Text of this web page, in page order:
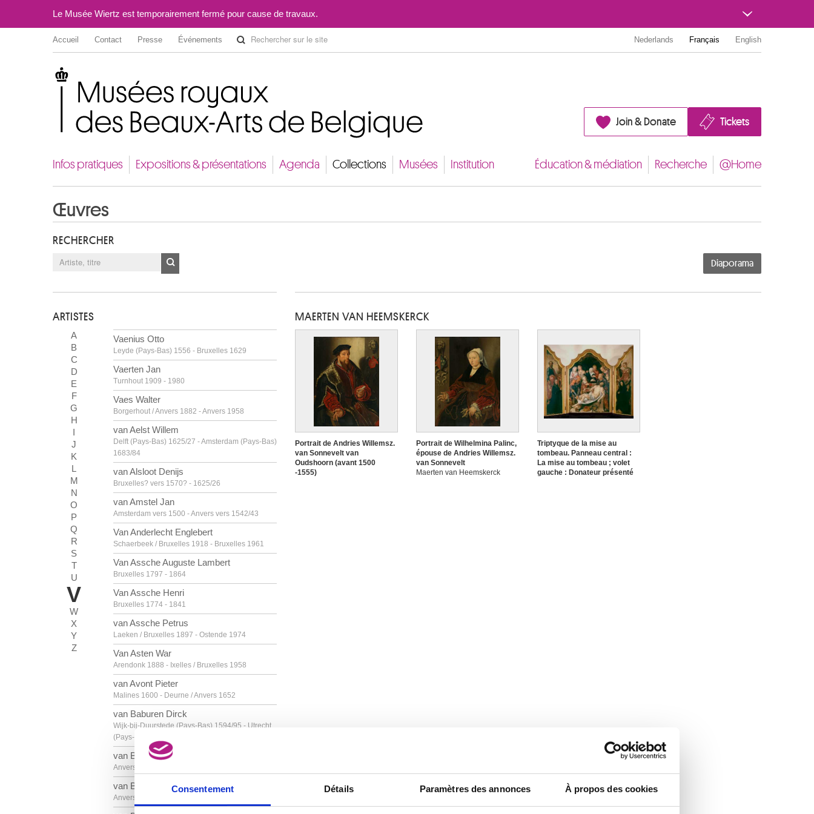
Consentement Détails Paramètres des annonces À propos des cookies
Le Musée Wiertz est temporairement fermé pour cause de travaux.
Accueil Contact Presse Événements Nederlands Français English
Join & Donate Tickets
Infos pratiques Expositions & présentations Agenda Collections Musées Institution Éducation & médiation Recherche @Home
Œuvres
RECHERCHER
ARTISTES
A
B
C
D
E
F
G
H
I
J
K
L
M
N
O
P
Q
R
S
T
U
V
W
X
Y
Z
Vaenius Otto
Leyde (Pays-Bas) 1556 - Bruxelles 1629
Vaerten Jan
Turnhout 1909 - 1980
Vaes Walter
Borgerhout / Anvers 1882 - Anvers 1958
van Aelst Willem
Delft (Pays-Bas) 1625/27 - Amsterdam (Pays-Bas)
1683/84
van Alsloot Denijs
Bruxelles? vers 1570? - 1625/26
van Amstel Jan
Amsterdam vers 1500 - Anvers vers 1542/43
Van Anderlecht Englebert
Schaerbeek / Bruxelles 1918 - Bruxelles 1961
Van Assche Auguste Lambert
Bruxelles 1797 - 1864
Van Assche Henri
Bruxelles 1774 - 1841
van Assche Petrus
Laeken / Bruxelles 1897 - Ostende 1974
Van Asten War
Arendonk 1888 - Ixelles / Bruxelles 1958
van Avont Pieter
Malines 1600 - Deurne / Anvers 1652
van Baburen Dirck
Wijk-bij-Duurstede (Pays-Bas) 1594/95 - Utrecht
(Pays-Bas) 1624
van Balen Hendrick
Anvers 1575 - 1632
van Balen Jan I
Anvers 1611 - 1654
Diaporama
MAERTEN VAN HEEMSKERCK
Portrait de Andries Willemsz.
van Sonnevelt van
Oudshoorn (avant 1500
-1555)
Portrait de Wilhelmina Palinc,
épouse de Andries Willemsz.
van Sonnevelt
Maerten van Heemskerck
Triptyque de la mise au
tombeau. Panneau central :
La mise au tombeau ; volet
gauche : Donateur présenté